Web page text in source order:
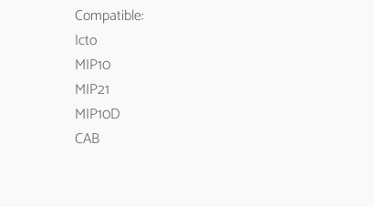
Compatible:
Icto
MIP10
MIP21
MIP10D
CAB